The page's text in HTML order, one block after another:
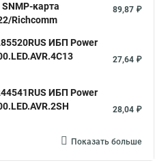
карта
Richcomm
89,87 ₽
ИБП Power
27,64 ₽
ИБП Power
28,04 ₽
Показать больше